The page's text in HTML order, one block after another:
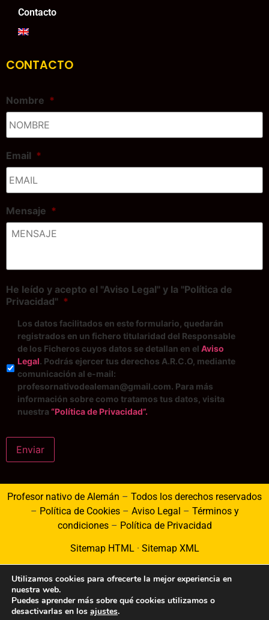
Contacto
CONTACTO
Nombre *
Email *
Mensaje *
He leído y acepto el "Aviso Legal" y la "Política de
Privacidad" *
Los datos facilitados en este formulario, quedarán
registrados en un fichero titularidad del Responsable
de los Ficheros cuyos datos se detallan en el Aviso
Legal. Podrás ejercer tus derechos A.R.C.O, mediante
comunicación al e-mail:
profesornativodealeman@gmail.com. Para más
información sobre como tratamos tus datos, visita
nuestra “Política de Privacidad”.
Enviar
Profesor nativo de Alemán – Todos los derechos reservados
– Política de Cookies– Aviso Legal – Términos y
condiciones– Política de Privacidad
Sitemap HTML· Sitemap XML
Utilizamos cookies para ofrecerte la mejor experiencia en
nuestra web.
Puedes aprender más sobre qué cookies utilizamos o
desactivarlas en los ajustes.